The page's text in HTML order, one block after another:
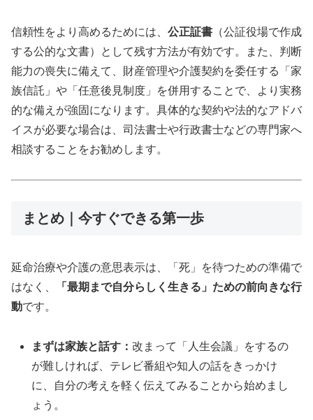
信頼性をより高めるためには、 公正証書 （公証役場で作成
する公的な文書）として残す方法が有効です。また、判断
能力の喪失に備えて、財産管理や介護契約を委任する「家
族信託」や「任意後見制度」を併用することで、より実務
的な備えが強固になります。具体的な契約や法的なアドバ
イスが必要な場合は、司法書士や行政書士などの専門家へ
相談することをお勧めします。
まとめ｜今すぐできる第一歩
延命治療や介護の意思表示は、「死」を待つための準備で
はなく、
「最期まで自分らしく生きる」ための前向きな行
動です。
まずは家族と話す：改まって「人生会議」をするの
が難しければ、テレビ番組や知人の話をきっかけ
に、自分の考えを軽く伝えてみることから始めまし
ょう。